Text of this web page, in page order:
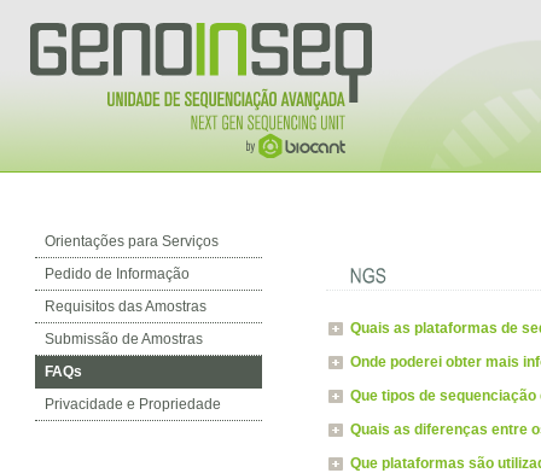
Orientações para Serviços
Pedido de Informação
Requisitos das Amostras
Submissão de Amostras
FAQs
Privacidade e Propriedade
Quais as plataformas de
Onde poderei obter mais
Que tipos de
Quais as diferenças entre
Que plataformas são